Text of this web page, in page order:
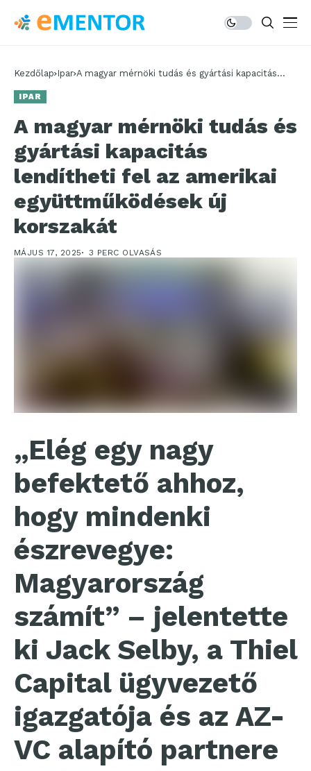
Kezdőlap Ipar A magyar mérnöki tudás és gyártási kapacitás
IPAR
A magyar mérnöki tudás és
gyártási kapacitás
lendítheti fel az amerikai
együttműködések új
korszakát
MÁJUS 17, 2025 3 PERC OLVASÁS
„Elég egy nagy
befektető ahhoz,
hogy mindenki
észrevegye:
Magyarország
számít” – jelentette
ki Jack Selby, a Thiel
Capital ügyvezető
igazgatója és az AZ-
VC alapító partnere